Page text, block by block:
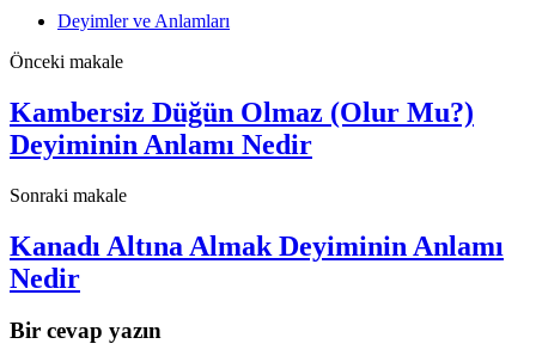
Deyimler ve Anlamları
Önceki makale
Kambersiz Düğün Olmaz (Olur Mu?)
Deyiminin Anlamı Nedir
Sonraki makale
Kanadı Altına Almak Deyiminin Anlamı
Nedir
Bir cevap yazın